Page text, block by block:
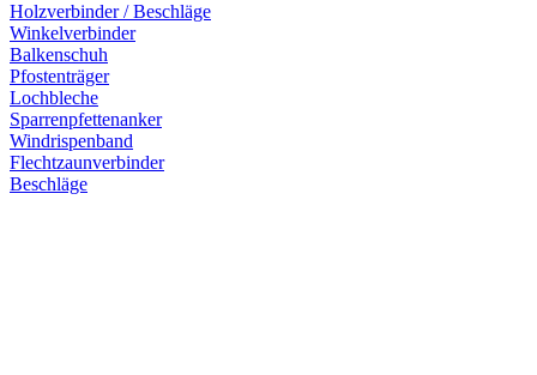
Holzverbinder / Beschläge
Winkelverbinder
Balkenschuh
Pfostenträger
Lochbleche
Sparrenpfettenanker
Windrispenband
Flechtzaunverbinder
Beschläge